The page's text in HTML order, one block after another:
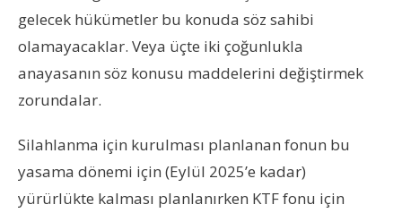
gelecek hükümetler bu konuda söz sahibi
olamayacaklar. Veya üçte iki çoğunlukla
anayasanın söz konusu maddelerini değiştirmek
zorundalar.
Silahlanma için kurulması planlanan fonun bu
yasama dönemi için (Eylül 2025’e kadar)
yürürlükte kalması planlanırken KTF fonu için